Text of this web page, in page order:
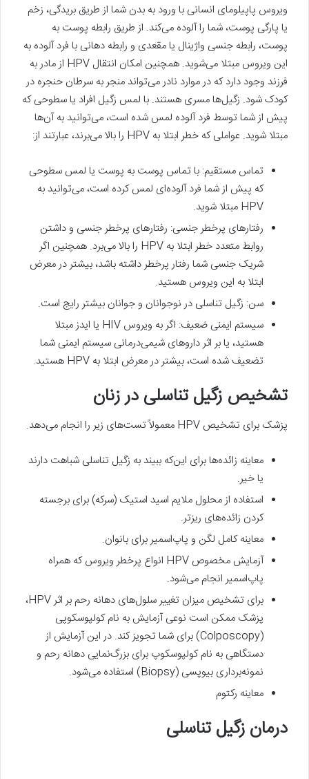
ویروس پاپیلومای انسانی با ورود به بدن شما از طریق بریدگی، زخم
یا پارگی پوست، شما را آلوده می‌کند. از طریق رابطه پوست به
پوست، رابطه جنسی واژینال یا مقعدی و رابطه دهانی با فرد آلوده به
این ویروس مبتلا می‌شوید. همچنین امکان انتقال HPV از مادر به
فرزند وجود دارد که در موارد نادر می‌تواند منجر به سرطان حنجره در
کودک شود. زگیل‌ها مسری هستند. با لمس زگیل افراد یا سطوحی که
پیش از شما توسط فرد آلوده لمس شده است، می‌توانید به آن‌ها
مبتلا شوید. عواملی که خطر ابتلا به HPV را بالا می‌برند، عبارتند از:
تماس مستقیم: با تماس پوست به پوست یا لمس سطوحی
که پیش از شما فرد آلوده‌ای لمس کرده است، می‌توانید به
HPV مبتلا شوید.
رفتارهای پرخطر جنسی: رفتارهای پرخطر جنسی و داشتن
روابط متعدد خطر ابتلا به HPV را بالا می‌برد. همچنین اگر
شریک جنسی شما رفتار پرخطر داشته باشد، بیشتر در معرض
ابتلا به این ویروس هستید.
سن: زگیل تناسلی در نوجوانان و جوانان بیشتر رایج است.
سیستم ایمنی ضعیف: اگر به ویروس HIV یا ایدز مبتلا
هستید، یا بر اثر داروهای شیمی‌درمانی سیستم ایمنی شما
تضعیف شده است، بیشتر در معرض ابتلا به HPV هستید.
تشخیص زگیل تناسلی در زنان
پزشک برای تشخیص HPV معمولاً تست‌های زیر را انجام می‌دهد.
معاینه زائده‌ها برای این‌که ببیند به زگیل تناسلی شباهت دارند
یا خیر.
استفاده از محلول ملایم اسید استیک (سرکه) برای برجسته
کردن زائده‌های ریزتر.
معاینه کامل لگن و پاپ‌اسمیر برای بانوان.
آزمایش مخصوص HPV انواع پرخطر ویروس که همراه
پاپ‌اسمیر انجام می‌شود.
برای تشخیص میزان تغییر سلول‌های دهانه رحم بر اثر HPV،
پزشک ممکن است نوعی آزمایش به نام کولپوسکوپی
(Colposcopy) برای شما تجویز کند. در این آزمایش از
دستگاهی به نام کولپوسکوپ برای بزرگ‌نمایی دهانه رحم و
نمونه‌برداری بیوپسی (Biopsy) استفاده می‌شود.
معاینه رکتوم
درمان زگیل تناسلی